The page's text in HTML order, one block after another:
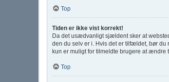
Top
Tiden er ikke vist korrekt!
Da det usædvanligt sjældent sker at
den du selv er i. Hvis det er tilfældet, bør
kun er muligt for tilmeldte brugere at ændre
Top